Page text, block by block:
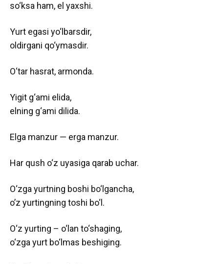
so‘ksa ham, el yaxshi.
Yurt egasi yo‘lbarsdir,
oldirgani qo‘ymasdir.
O‘tar hasrat, armonda.
Yigit g‘ami elida,
elning g‘ami dilida.
Elga manzur — erga manzur.
Har qush o‘z uyasiga qarab uchar.
O‘zga yurtning boshi bo‘lgancha,
o’z yurtingning toshi bo‘l.
O‘z yurting – o‘lan to‘shaging,
o‘zga yurt bo‘lmas beshiging.